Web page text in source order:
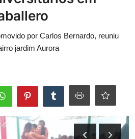
por Carlos Bernardo, reuniu
jardim Aurora